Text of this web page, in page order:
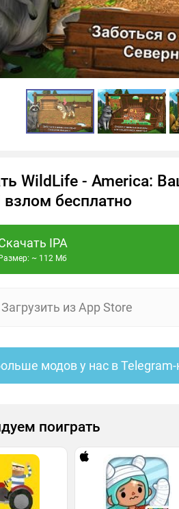
WildLife - America:
взлом бесплатно
IPA
Размер: ~ 112 Мб
Загрузить из App Store
модов у нас в Telegram-
поиграть